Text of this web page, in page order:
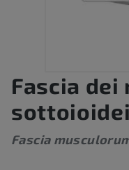
Fascia dei
sottoioidei
Fascia